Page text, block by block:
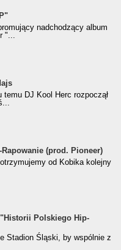
nadchodzący album
"...
Roku
temu DJ Kool Herc rozpoczął
(prod. Pioneer)
(prod. Pioneer)
od Kobika kolejny
Polskiego Hip-
Polskiego Hip-
Stadion Śląski, by wspólnie z